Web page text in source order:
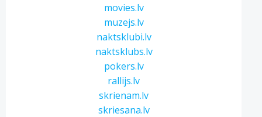
movies.lv
muzejs.lv
naktsklubi.lv
naktsklubs.lv
pokers.lv
rallijs.lv
skrienam.lv
skriesana.lv